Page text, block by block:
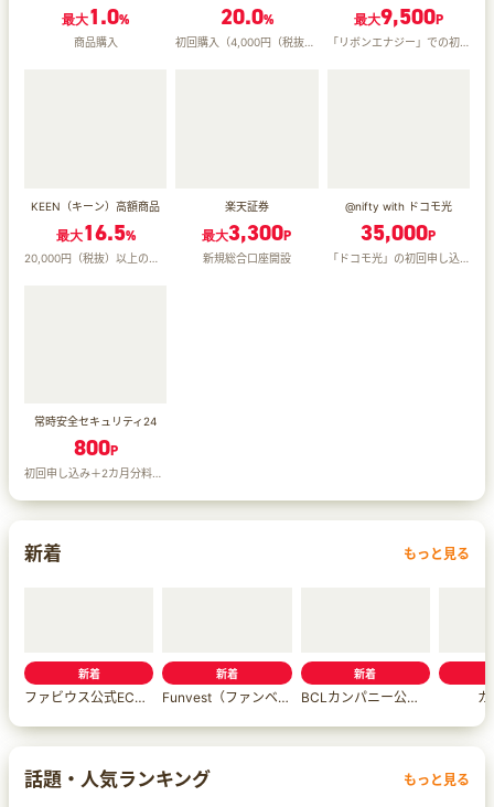
最大1.0%
商品購入
20.0% 最大9,500P
「リボンエナジー」での初回申し込み＋75日以内の供給開始
KEEN（キーン）高額商品
最大16.5%
楽天証券
最大3,300P
新規総合口座開設
@nifty with ドコモ光
35,000P
「ドコモ光」の初回申し込み＋WEB申込後90日以内に回線開通
常時安全セキュリティ24
800P
初回申し込み＋2カ月分料金支払完了
新着 もっと見る
新着
ファビウス公式ECサイト
新着
Funvest（ファンベスト）
新着
BCLカンパニー公式オンラインサイト
話題・人気ランキング もっと見る